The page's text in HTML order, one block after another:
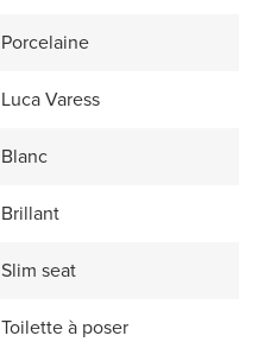
Porcelaine
Luca Varess
Blanc
Brillant
Slim seat
Toilette à poser